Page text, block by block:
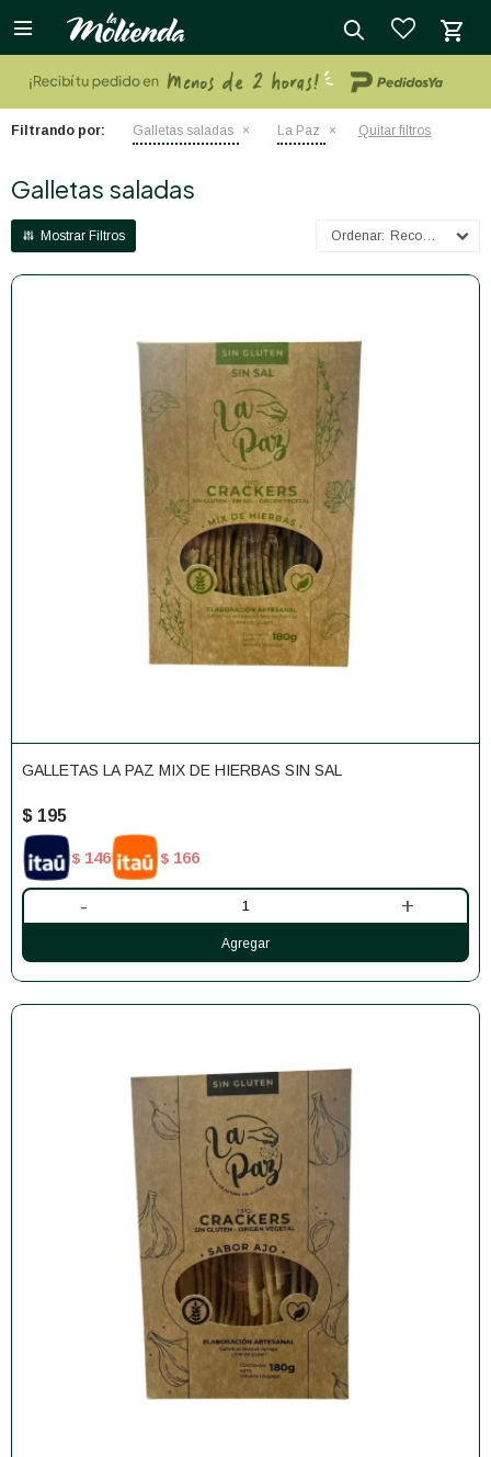

Filtrando por: Galletas saladas La Paz Quitar filtros
Galletas saladas
Recomendados
GALLETAS LA PAZ MIX DE HIERBAS SIN SAL
$ 195
$ 146 $ 166
- +